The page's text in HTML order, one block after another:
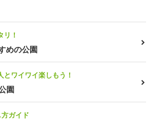
リ！
めの公園
とワイワイ楽しもう！
園
ガイド